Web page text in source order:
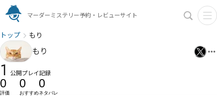
マーダーミステリー予約・レビューサイト
トップ もり
もり
1 公開プレイ記録
0
評価
0
おすすめ
0
ネタバレ